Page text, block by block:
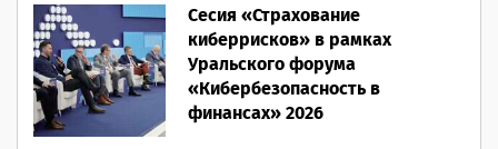
28.05.2026
Сесия «Страхование
киберрисков» в рамках
Уральского форума
«Кибербезопасность в
финансах» 2026